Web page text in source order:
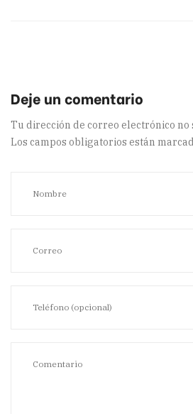
Tu dirección de correo electrónico no
Los campos obligatorios están